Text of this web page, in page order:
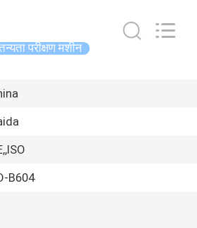
परीक्षण मशीन
B604